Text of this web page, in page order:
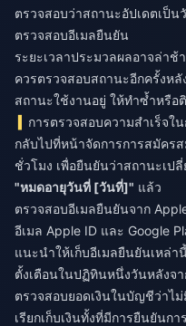
ตรวจสอบว่าสถานะอัปเดตเป็
ตรวจสอบอีเมลยืนยัน
ระยะเวลาประมวลผลอาจล่า
ควรตรวจสอบสถานะอีกครั้งห
สถานะใช้งานอยู่ ให้ทำซ้ำหรื
การตรวจสอบความสำเร็จใน
กลับไปที่หน้าจัดการการสมัคร
ชั่วโมง เพื่อยืนยันว่าสถานะเป
"หมดอายุวันที่ [วันที่]" แล้ว
ตรวจสอบอีเมลยืนยันจาก
อีเมล Apple ID และ Google
แนะนำให้เก็บอีเมลยืนยันเหล่า
ตั้งเตือนในปฏิทินหนึ่งวันหลังจ
ตรวจสอบยอดเงินในบัญชีว่าไม่
เรียกเก็บเงินทั้งที่มีการยืนยันก